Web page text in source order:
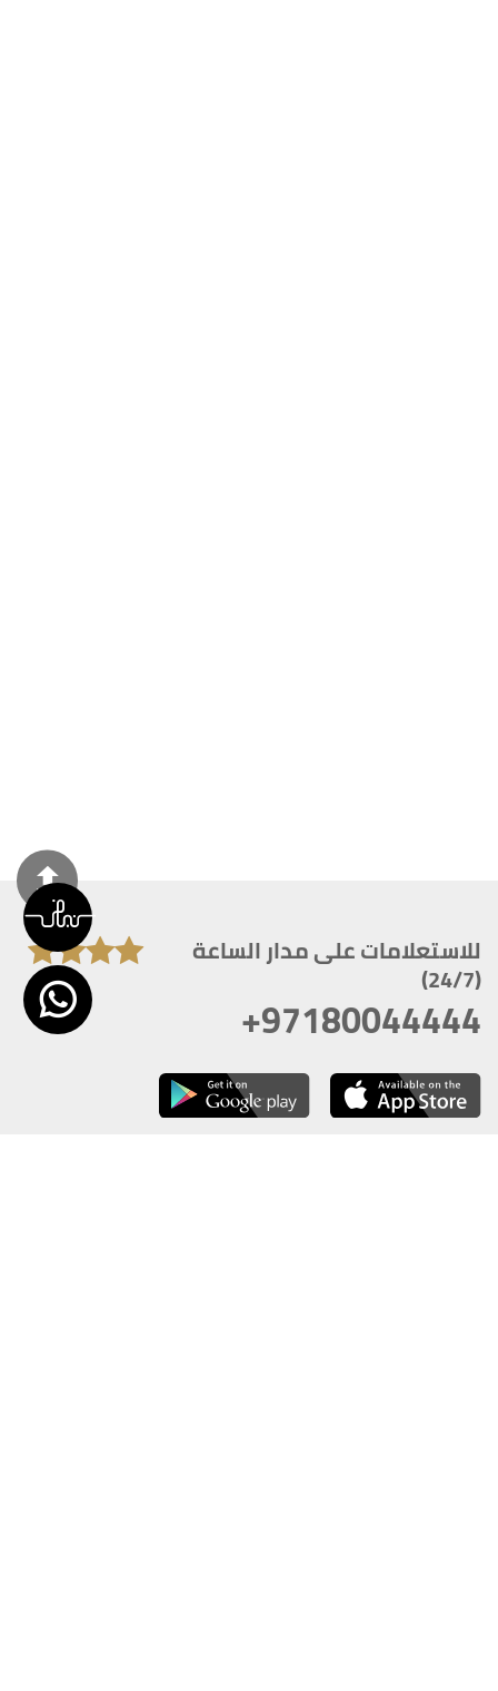
للاستعلامات على مدار الساعة
(24/7)
+97180044444